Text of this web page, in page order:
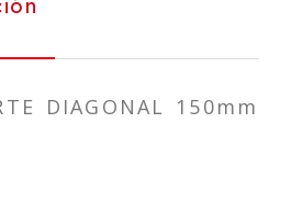
DIAGONAL 150mm